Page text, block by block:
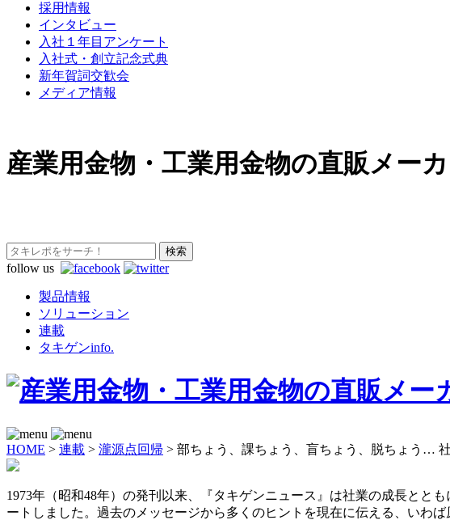
採用情報
インタビュー
入社１年目アンケート
入社式・創立記念式典
新年賀詞交歓会
メディア情報
産業用金物・工業用金物の直販メー
follow us
製品情報
ソリューション
連載
タキゲンinfo.
HOME > 連載 > 瀧源点回帰 > 部ちょう、課ちょう、盲ちょう、脱ちょう…
1973年（昭和48年）の発刊以来、『タキゲンニュース』は社業の成長とと
ートしました。過去のメッセージから多くのヒントを現在に伝える、いわ